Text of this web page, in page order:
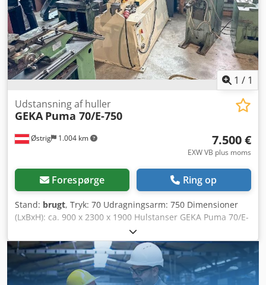
1 / 1
Østrig 1.004 km
Udstansning af huller
GEKA Puma 70/E-750
7.500 €
EXW VB plus moms
Forespørge Ring op
Stand: brugt, Tryk: 70 Udragningsarm: 750 Dimensioner
(LxBxH): ca. 900 x 2300 x 1900 Hulstanser GEKA Puma 70/E-
750 Positioneringsbordet er desværre defekt, ellers er
maskinen i god brugt stand. Tekniske data: Stansetryk: 70 t
Stansekapacitet: 27 mm i 20 mm Maks. stansediameter: 70
mm i 8,0 mm eller diameter: 100 mm i 5,0 mm eller
rektangulært: 50 mm i 8,0 mm eller rektangulært: 60 mm i